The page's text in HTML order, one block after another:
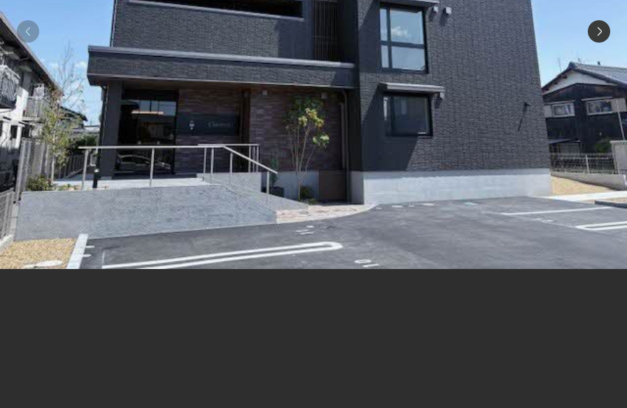
シャーメゾンとは シャーメゾンセレクション ルームツアー
動画ギャラリー ShaMaison STYLE
自立型サ
お問い合わ
シャーメゾ
らくらくパ
シャーメゾ